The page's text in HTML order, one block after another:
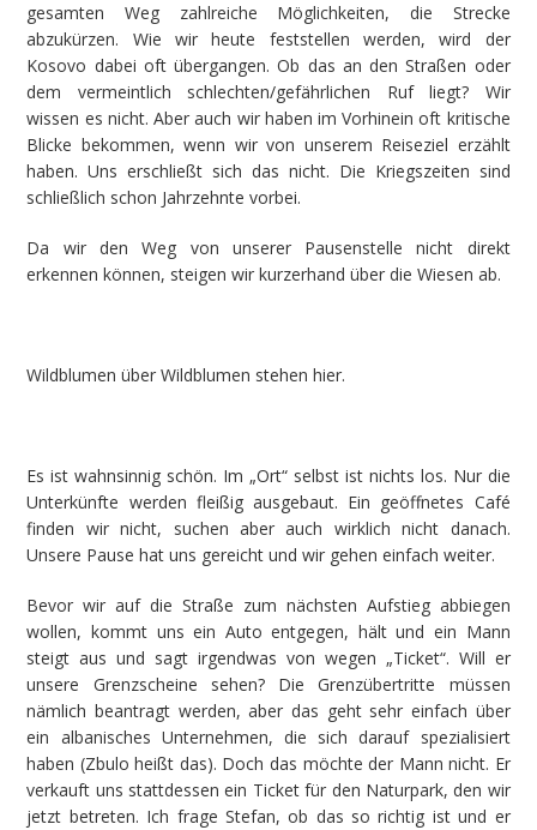
gesamten Weg zahlreiche Möglichkeiten, die Strecke
abzukürzen. Wie wir heute feststellen werden, wird der
Kosovo dabei oft übergangen. Ob das an den Straßen oder
dem vermeintlich schlechten/gefährlichen Ruf liegt? Wir
wissen es nicht. Aber auch wir haben im Vorhinein oft kritische
Blicke bekommen, wenn wir von unserem Reiseziel erzählt
haben. Uns erschließt sich das nicht. Die Kriegszeiten sind
schließlich schon Jahrzehnte vorbei.
Da wir den Weg von unserer Pausenstelle nicht direkt
erkennen können, steigen wir kurzerhand über die Wiesen ab.
Wildblumen über Wildblumen stehen hier.
Es ist wahnsinnig schön. Im „Ort“ selbst ist nichts los. Nur die
Unterkünfte werden fleißig ausgebaut. Ein geöffnetes Café
finden wir nicht, suchen aber auch wirklich nicht danach.
Unsere Pause hat uns gereicht und wir gehen einfach weiter.
Bevor wir auf die Straße zum nächsten Aufstieg abbiegen
wollen, kommt uns ein Auto entgegen, hält und ein Mann
steigt aus und sagt irgendwas von wegen „Ticket“. Will er
unsere Grenzscheine sehen? Die Grenzübertritte müssen
nämlich beantragt werden, aber das geht sehr einfach über
ein albanisches Unternehmen, die sich darauf spezialisiert
haben (Zbulo heißt das). Doch das möchte der Mann nicht. Er
verkauft uns stattdessen ein Ticket für den Naturpark, den wir
jetzt betreten. Ich frage Stefan, ob das so richtig ist und er